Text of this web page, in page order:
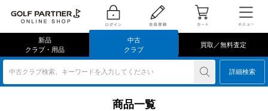
新品
クラブ・用品
中古
クラブ
買取／無料査定
中古クラブ検索、キーワードを入力してください 詳細検索
商品一覧